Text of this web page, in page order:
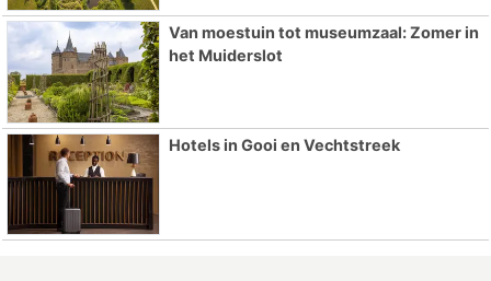
Van moestuin tot museumzaal: Zomer in
het Muiderslot
Hotels in Gooi en Vechtstreek